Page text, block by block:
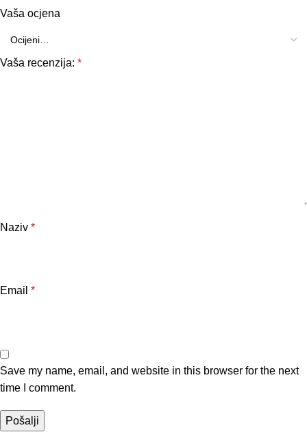
Vaša ocjena
Vaša recenzija: *
Naziv *
Email *
Save my name, email, and website in this browser for the next
time I comment.